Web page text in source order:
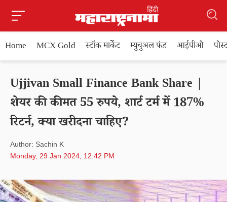
Home MCX Gold स्टॉक मार्केट म्युचुअल फंड आईपीओ
Ujjivan Small Finance Bank Share |
शेयर की कीमत 55 रुपये, शार्ट टर्म में 187%
रिटर्न, क्या खरीदना चाहिए?
Author: Sachin K
Monday, 29 Jan 2024, 12.42 PM